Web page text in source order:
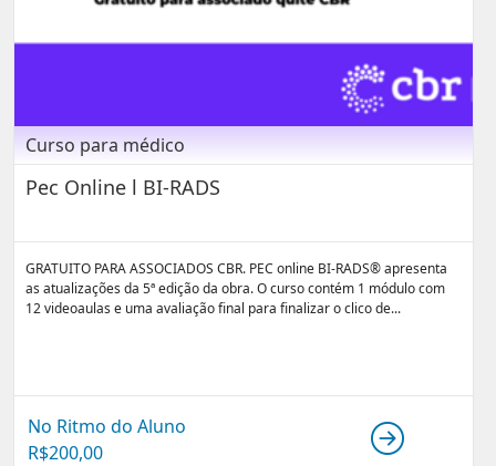
Curso para médico
Pec Online l BI-RADS
GRATUITO PARA ASSOCIADOS CBR. PEC online BI-RADS® apresenta
as atualizações da 5ª edição da obra. O curso contém 1 módulo com
12 videoaulas e uma avaliação final para finalizar o clico de...
No Ritmo do Aluno
R$200,00